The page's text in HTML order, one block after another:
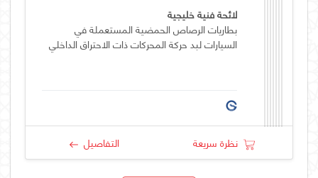
لائحة فنية خليجية
بطاريات الرصاص الحمضية المستعملة في
السيارات لبد حركة المحركات ذات الاحتراق الداخلي
نظرة سريعة التفاصيل